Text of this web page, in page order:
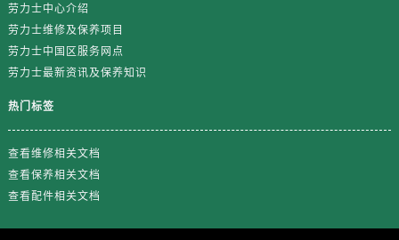
劳力士中心介绍
劳力士维修及保养项目
劳力士中国区服务网点
劳力士最新资讯及保养知识
热门标签
查看维修相关文档
查看保养相关文档
查看配件相关文档